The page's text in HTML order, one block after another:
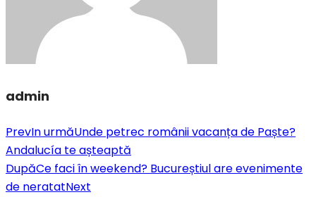
admin
PrevIn urmăUnde petrec românii vacanța de Paște?
Andalucía te așteaptă
DupăCe faci în weekend? Bucureștiul are evenimente
de neratatNext